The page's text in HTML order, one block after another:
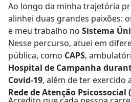
Ao longo da minha trajetória
alinhei duas grandes paixões:
e meu trabalho no Sistema
Nesse percurso, atuei em
pública, como CAPS,
Hospital de Campanha
Covid-19, além de ter exercido
Rede de Atenção Psicossocial